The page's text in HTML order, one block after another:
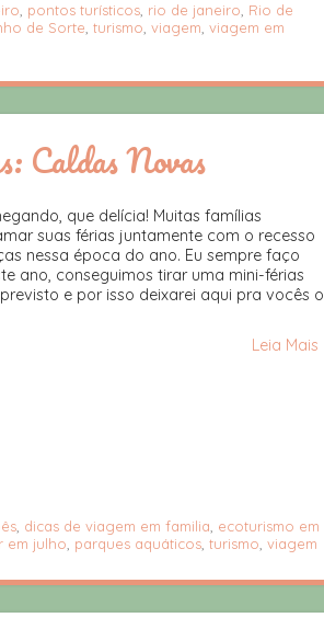
pontos turísticos rio de janeiro Rio de
de Sorte turismo viagem viagem em
Caldas Novas
que delícia! Muitas famílias
suas férias juntamente com o recesso
nessa época do ano. Eu sempre faço
ano, conseguimos tirar uma mini-férias
e por isso deixarei aqui pra vocês o
Leia Mais
dicas de viagem em familia ecoturismo em
em julho parques aquáticos turismo viagem